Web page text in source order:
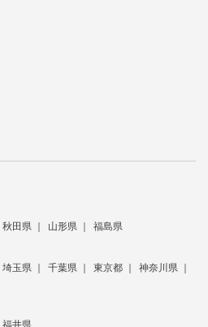
秋田県 山形県 福島県
埼玉県 千葉県 東京都
神奈川県
福井県